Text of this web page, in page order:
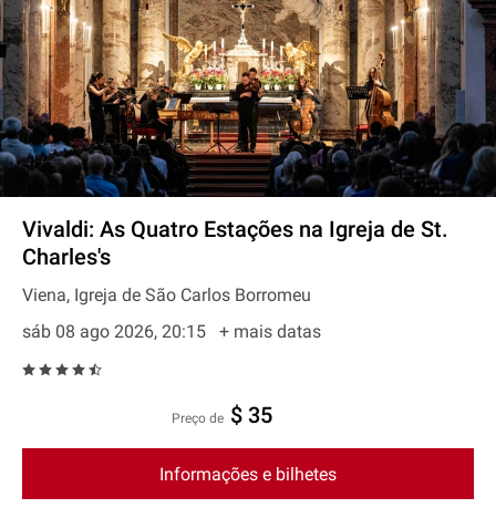
Vivaldi: As Quatro Estações na Igreja de St.
Charles's
Viena, Igreja de São Carlos Borromeu
sáb 08 ago 2026, 20:15
+ mais datas
preço de $ 35
Informações e bilhetes